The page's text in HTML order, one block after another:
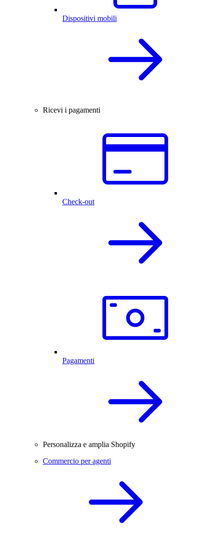
Dispositivi mobili
Ricevi i pagamenti
Check-out
Pagamenti
Personalizza e amplia Shopify
Commercio per agenti